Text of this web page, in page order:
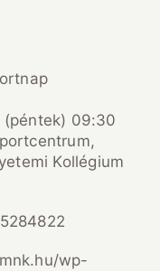
(péntek) 09:30
Kollégium
wp-